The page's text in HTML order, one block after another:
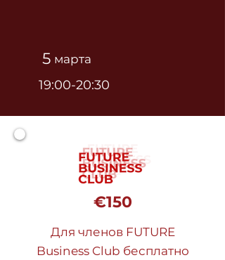
5 марта
19:00-20:30
€150
Для членов FUTURE
Business Club бесплатно